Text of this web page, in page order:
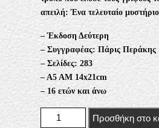
12,50 €.
απειλή: Ένα τελευταίο
– Έκδοση Δεύτερη
– Συγγραφέας: Πάρις Περάκης
– Σελίδες: 283
– Α5 ΑΜ 14x21cm
– 16 ετών και άνω
Clue Story 3 - Ποιος
Προσθήκη στο